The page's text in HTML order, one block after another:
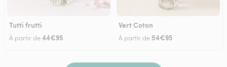
Tutti frutti
À partir de44€95
Vert Coton
À partir de 54€95